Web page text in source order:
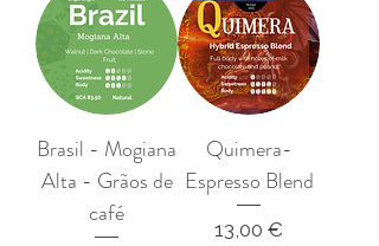
Brasil - Mogiana
Alta - Grãos de
café
Quimera-
Espresso Blend
Preço
13,00 €